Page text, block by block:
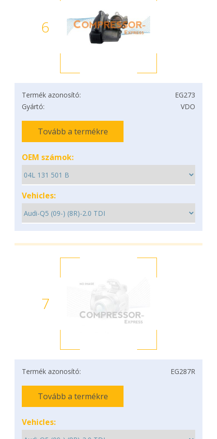
6
Termék azonosító:
EG273
Gyártó:
VDO
Tovább a termékre
OEM számok:
Vehicles:
7
Termék azonosító: EG287R
Tovább a termékre
Vehicles: